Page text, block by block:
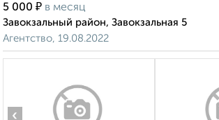
5 000 ₽ в месяц
Завокзальный район, Завокзальная 5
Агентство, 19.08.2022
‹